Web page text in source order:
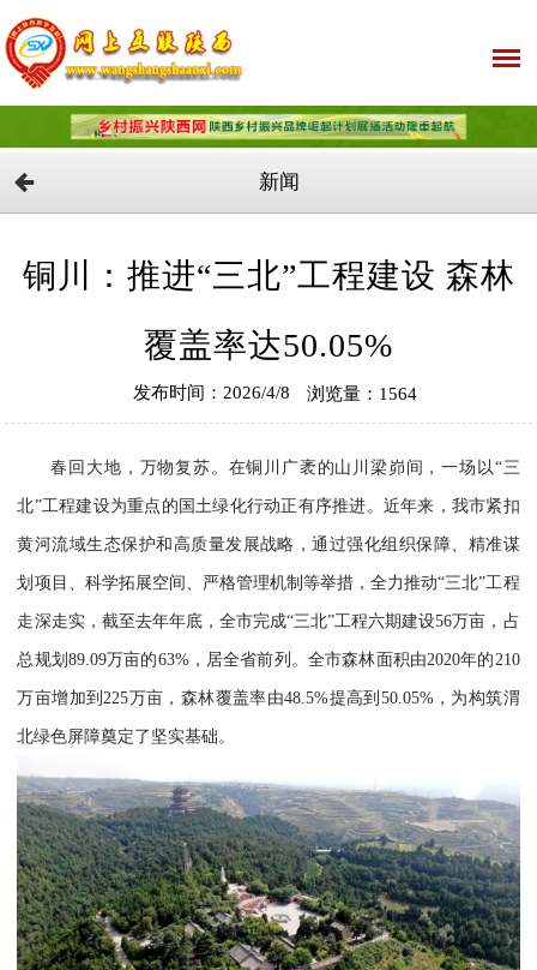
新闻
铜川：推进“三北”工程建设 森林
覆盖率达50.05%
发布时间：2026/4/8 浏览量：1564
春回大地，万物复苏。在铜川广袤的山川梁峁间，一场以“三
北”工程建设为重点的国土绿化行动正有序推进。近年来，我市紧扣
黄河流域生态保护和高质量发展战略，通过强化组织保障、精准谋
划项目、科学拓展空间、严格管理机制等举措，全力推动“三北”工程
走深走实，截至去年年底，全市完成“三北”工程六期建设56万亩，占
总规划89.09万亩的63%，居全省前列。全市森林面积由2020年的210
万亩增加到225万亩，森林覆盖率由48.5%提高到50.05%，为构筑渭
北绿色屏障奠定了坚实基础。